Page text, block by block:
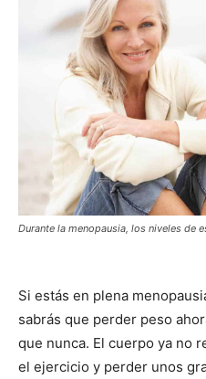
Durante la menopausia, los niveles de
Si estás en plena
sabrás que perder peso
que nunca. El cuerpo ya no
el ejercicio y perder unos